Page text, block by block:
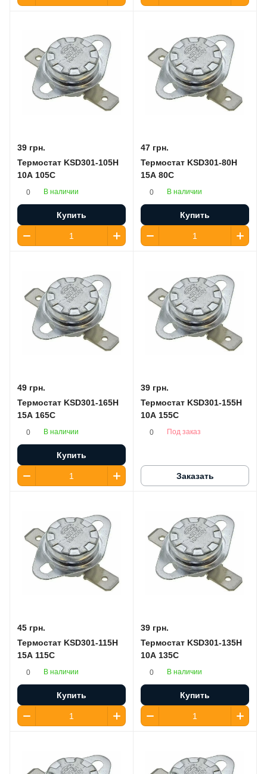
39 грн.
Термостат KSD301-105H
10A 105C
0 В наличии
Купить
47 грн.
Термостат KSD301-80H
15A 80C
0 В наличии
Купить
49 грн.
Термостат KSD301-165H
15A 165C
0 В наличии
Купить
39 грн.
Термостат KSD301-155H
10A 155C
0 Под заказ
Заказать
45 грн.
Термостат KSD301-115H
15A 115C
0 В наличии
Купить
39 грн.
Термостат KSD301-135H
10A 135C
0 В наличии
Купить